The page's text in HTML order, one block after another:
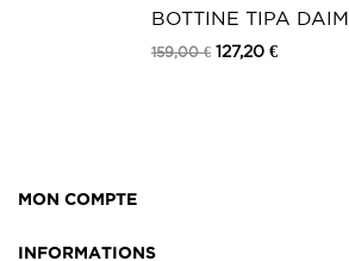
BOTTINE TIPA DAIM
NOIR
159,00 € 127,20 €
MON COMPTE
INFORMATIONS